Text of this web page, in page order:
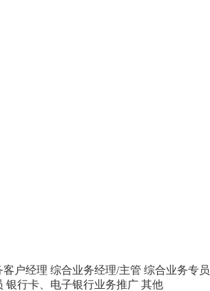
客户经理 综合业务经理/主管 综合业务专员
银行卡、电子银行业务推广 其他